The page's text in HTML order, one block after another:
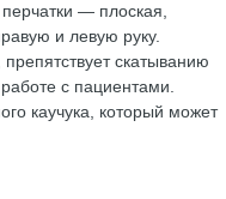
— плоская,
и левую руку.
скатыванию
с пациентами.
каучука, который может